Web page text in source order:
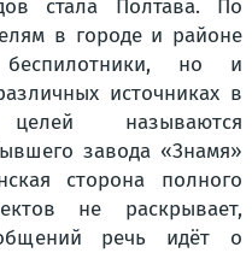
стала Полтава. По
в городе и районе
но и
источниках в
называются
завода «Знамя»
сторона полного
не раскрывает,
речь идёт о